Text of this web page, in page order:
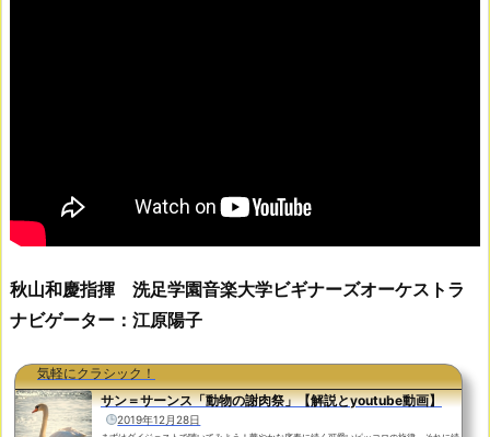
秋山和慶指揮
洗足学園音楽大学ビギナーズオーケストラ
ナビゲーター：江原陽子
気軽にクラシック！
サン＝サーンス「動物の謝肉祭」【解説とyoutube動画】
2019年12月28日